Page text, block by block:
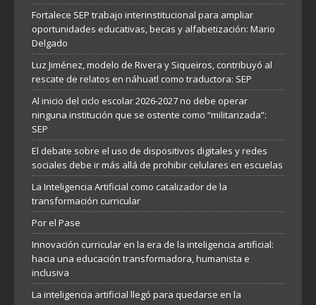
Fortalece SEP trabajo interinstitucional para ampliar
oportunidades educativas, becas y alfabetización: Mario
Delgado
Luz Jiménez, modelo de Rivera y Siqueiros, contribuyó al
rescate de relatos en náhuatl como traductora: SEP
Al inicio del ciclo escolar 2026-2027 no debe operar
ninguna institución que se ostente como “militarizada”:
SEP
El debate sobre el uso de dispositivos digitales y redes
sociales debe ir más allá de prohibir celulares en escuelas
La Inteligencia Artificial como catalizador de la
transformación curricular
Por el Pase
Innovación curricular en la era de la inteligencia artificial:
hacia una educación transformadora, humanista e
inclusiva
La inteligencia artificial llegó para quedarse en la